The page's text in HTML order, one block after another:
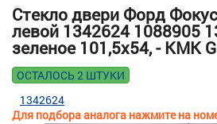
Стекло двери Форд
левой 1342624 1088905
зеленое 101,5x54, - KMK
ОСТАЛОСЬ 2 ШТУКИ
Для подбора аналога нажмите на
1342624